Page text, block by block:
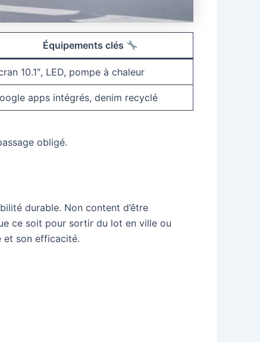
Équipements clés
10.1″, LED, pompe à chaleur
apps intégrés, denim recyclé
obligé.
durable. Non content d’être
ce soit pour sortir du lot en ville ou
et son efficacité.